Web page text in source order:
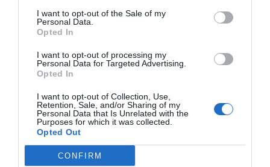
I want to opt-out of the Sale of my
Personal Data.
Opted In
I want to opt-out of processing my
Personal Data for Targeted Advertising.
Opted In
I want to opt-out of Collection, Use,
Retention, Sale, and/or Sharing of my
Personal Data that Is Unrelated with the
Purposes for which it was collected.
Opted Out
CONFIRM
Ceny w Hiszpanii 2026: Ile kosztują
całego świata, a jednym z jej
największych uroków jest wyjątkowa
cenom najpopularniejszych potraw,
takich jak tapas, paella oraz tradycyjny
37 06.02.2026•4 min
początkujących – Kenia, Tanzania
czy RPA?
Kenia i Tanzania to dwa najważniejsze